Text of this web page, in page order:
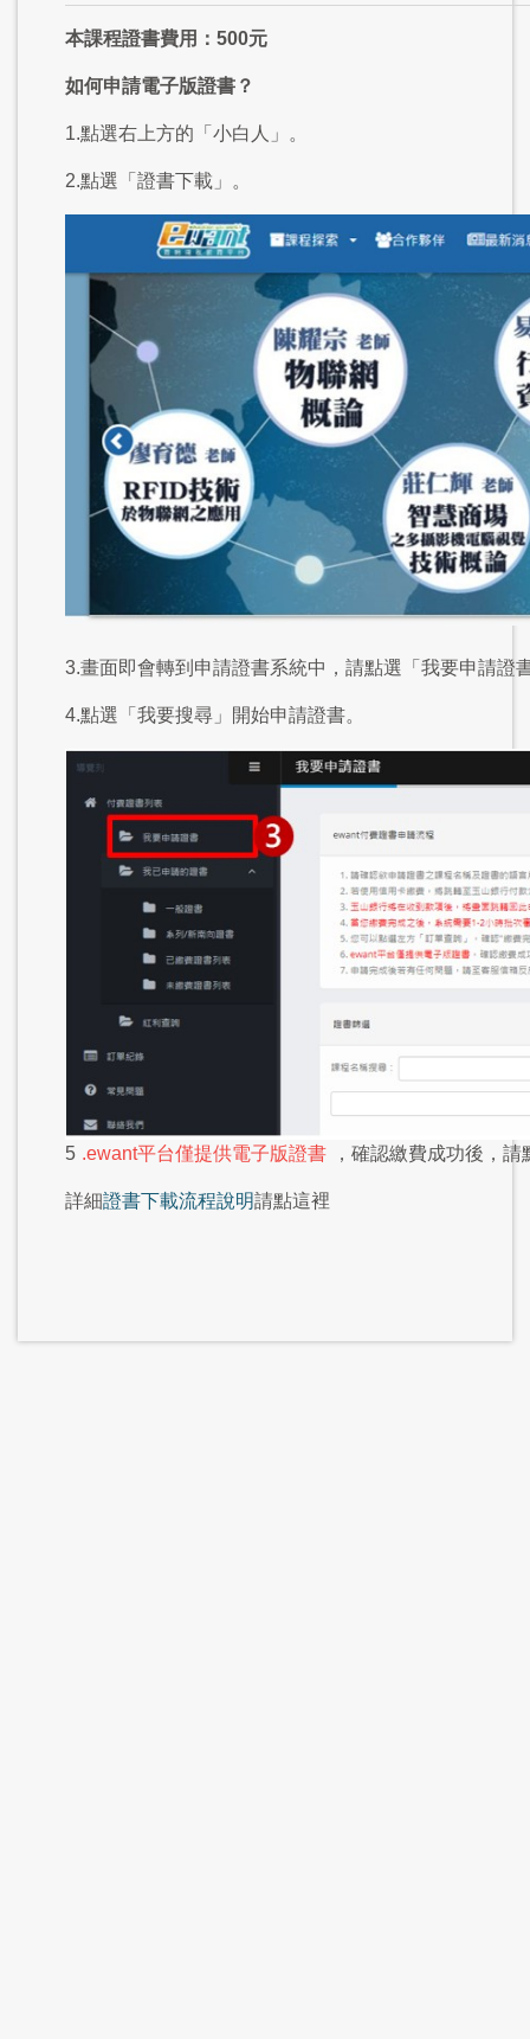
本課程證書費用：500元
如何申請電子版證書？
1.點選右上方的「小白人」。
2.點選「證書下載」。
3.畫面即會轉到申請證書系統中，請點選「我要申請證
4.點選「我要搜尋」開始申請證書。
5 .ewant平台僅提供電子版證書 ，確認繳費成功後，
詳細證書下載流程說明請點這裡